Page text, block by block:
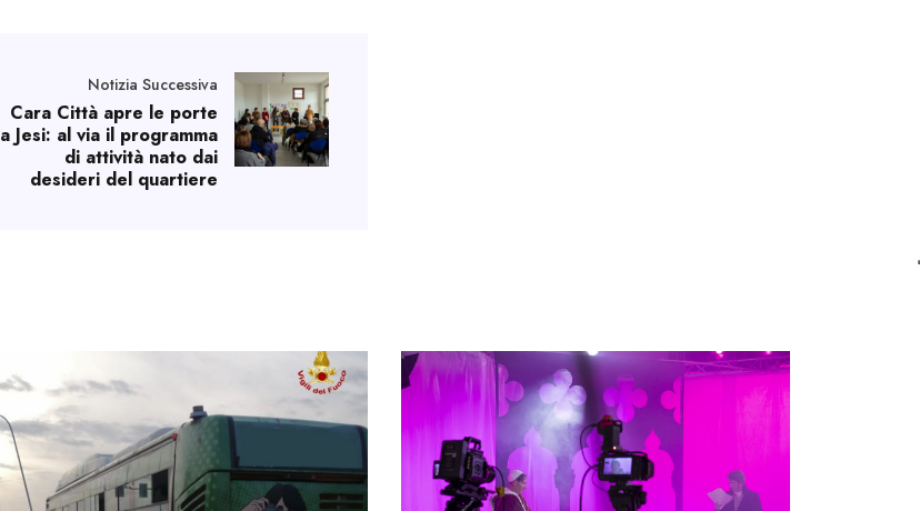
Notizia Successiva
Cara Città apre le porte
a Jesi: al via il programma
di attività nato dai
desideri del quartiere